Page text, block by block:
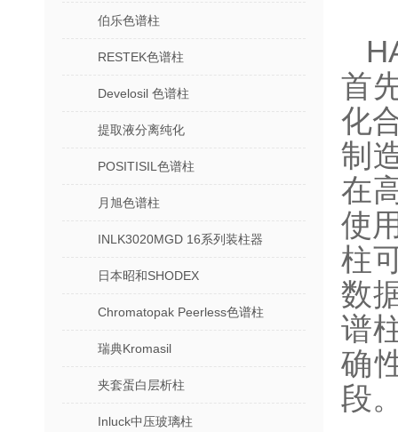
伯乐色谱柱
RESTEK色谱柱
Develosil 色谱柱
提取液分离纯化
POSITISIL色谱柱
月旭色谱柱
INLK3020MGD 16系列装柱器
日本昭和SHODEX
Chromatopak Peerless色谱柱
瑞典Kromasil
夹套蛋白层析柱
Inluck中压玻璃柱
首
化
制
在
使
柱
数
谱
确
段